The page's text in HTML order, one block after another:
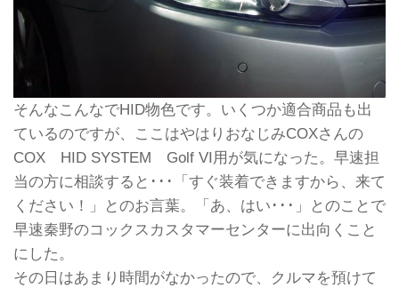
そんなこんなでHID物色です。いくつか適合商品も出
ているのですが、ここはやはりおなじみCOXさんの
COX HID SYSTEM Golf VI用が気になった。早速担
当の方に相談すると･･･「すぐ装着できますから、来て
ください！」とのお言葉。「あ、はい･･･」とのことで
早速秦野のコックスカスタマーセンターに出向くこと
にした。
その日はあまり時間がなかったので、クルマを預けて